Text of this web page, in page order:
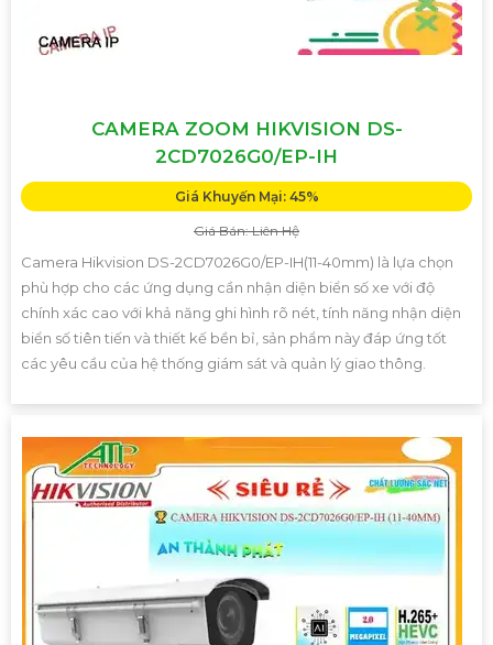
CAMERA ZOOM HIKVISION DS-
2CD7026G0/EP-IH
Giá Khuyến Mại: 45%
Giá Bán: Liên Hệ
Camera Hikvision DS-2CD7026G0/EP-IH(11-40mm) là lựa chọn
phù hợp cho các ứng dụng cần nhận diện biển số xe với độ
chính xác cao với khả năng ghi hình rõ nét, tính năng nhận diện
biển số tiên tiến và thiết kế bền bỉ, sản phẩm này đáp ứng tốt
các yêu cầu của hệ thống giám sát và quản lý giao thông.